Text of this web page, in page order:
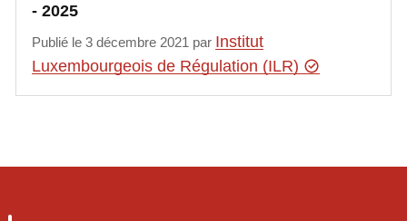
- 2025
Publié le 3 décembre 2021 par Institut
Luxembourgeois de Régulation (ILR)